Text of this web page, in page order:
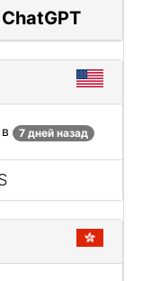
7 дней назад